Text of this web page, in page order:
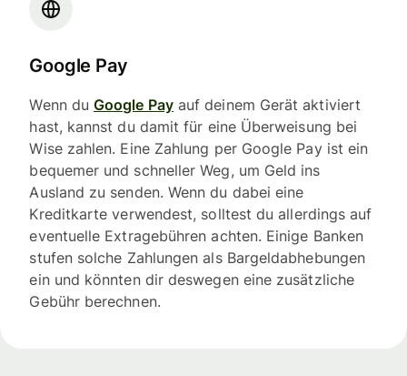
Google Pay
Wenn duGoogle Payauf deinem Gerät aktiviert
hast, kannst du damit für eine Überweisung bei
Wise zahlen. Eine Zahlung per Google Pay ist ein
bequemer und schneller Weg, um Geld ins
Ausland zu senden. Wenn du dabei eine
Kreditkarte verwendest, solltest du allerdings auf
eventuelle Extragebühren achten. Einige Banken
stufen solche Zahlungen als Bargeldabhebungen
ein und könnten dir deswegen eine zusätzliche
Gebühr berechnen.